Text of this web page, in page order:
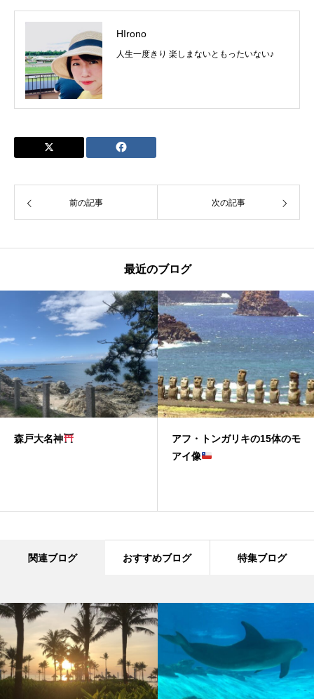
HIrono
人生一度きり 楽しまないともったいない♪
前の記事 次の記事
最近のブログ
森戸大名神
アフ・トンガリキの15体のモ
アイ像
関連ブログ おすすめブログ 特集ブログ